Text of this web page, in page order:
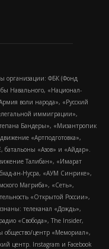
организации: ФБК (Фонд
Навального, «Национал-
воли народа», «Русский
иммиграции»,
Бандеры», «Мизантропик
«Артподготовка»,
батальоны «Азов» и «Айдар».
Талибан», «Имарат
ан-Нусра, «АУМ Синрике»,
Магриба», «Сеть»,
«Открытой России»,
телеканал «Дождь»,
«Свобода», The Insider,
центр «Мемориал»,
центр. Instagram и Facebook